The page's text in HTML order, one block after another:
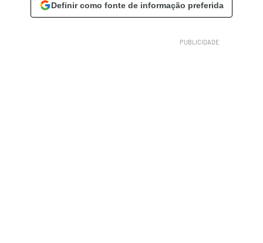
Definir como fonte de informação preferida